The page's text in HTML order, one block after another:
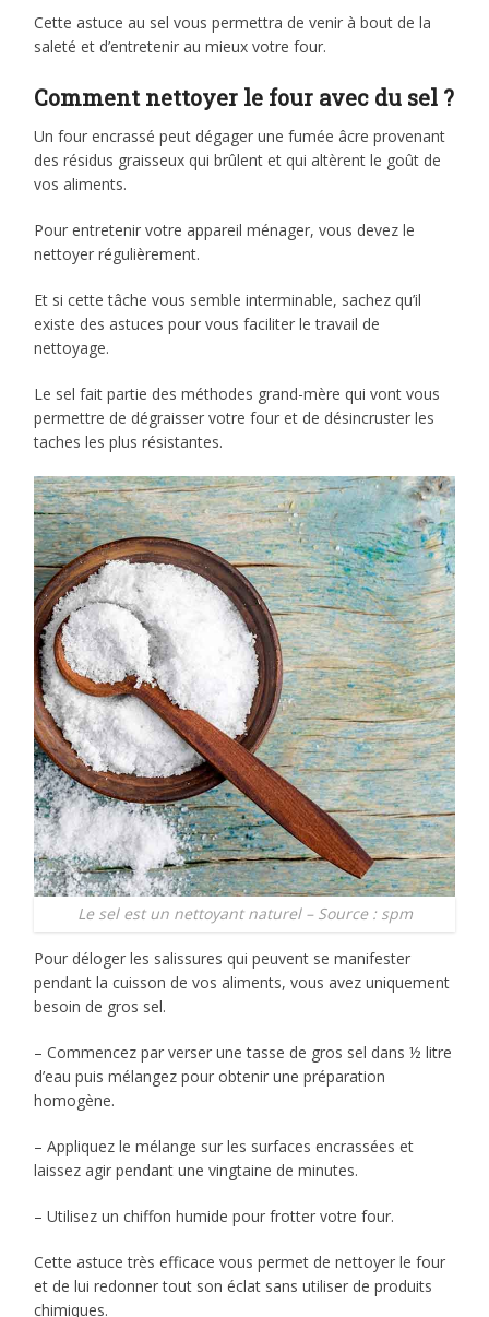
Cette astuce au sel vous permettra de venir à bout de la
saleté et d’entretenir au mieux votre four.
Comment nettoyer le four avec du sel ?
Un four encrassé peut dégager une fumée âcre provenant
des résidus graisseux qui brûlent et qui altèrent le goût de
vos aliments.
Pour entretenir votre appareil ménager, vous devez le
nettoyer régulièrement.
Et si cette tâche vous semble interminable, sachez qu’il
existe des astuces pour vous faciliter le travail de
nettoyage.
Le sel fait partie des méthodes grand-mère qui vont vous
permettre de dégraisser votre four et de désincruster les
taches les plus résistantes.
Le sel est un nettoyant naturel – Source : spm
Pour déloger les salissures qui peuvent se manifester
pendant la cuisson de vos aliments, vous avez uniquement
besoin de gros sel.
– Commencez par verser une tasse de gros sel dans ½ litre
d’eau puis mélangez pour obtenir une préparation
homogène.
– Appliquez le mélange sur les surfaces encrassées et
laissez agir pendant une vingtaine de minutes.
– Utilisez un chiffon humide pour frotter votre four.
Cette astuce très efficace vous permet de nettoyer le four
et de lui redonner tout son éclat sans utiliser de produits
chimiques.